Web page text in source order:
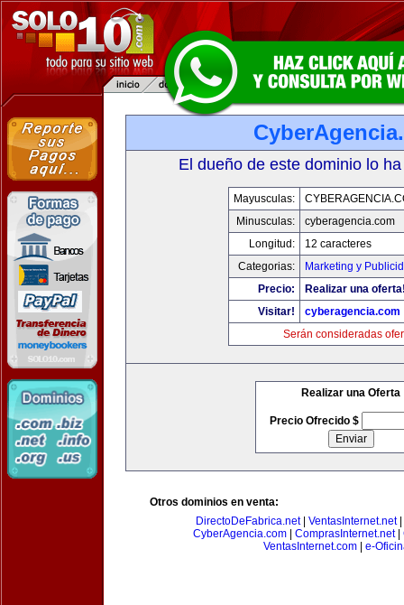
El dueño de este dominio lo
Mayusculas:
Minusculas:
cyberagencia.com
Longitud:
12 caracteres
Categorias:
Marketing y
Precio:
Realizar una
Visitar!
cyberagencia.com
Serán consideradas
Realizar una Oferta
Precio Ofrecido $
Otros dominios en venta:
DirectoDeFabrica.net| VentasInternet.net|
CyberAgencia.com| ComprasInternet.net|
VentasInternet.com
e-